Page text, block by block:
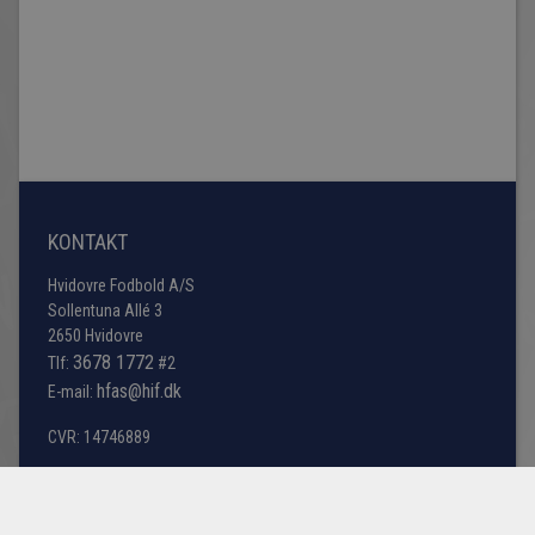
KONTAKT
Hvidovre Fodbold A/S
Sollentuna Allé 3
2650 Hvidovre
Tlf: 3678 1772 #2
E-mail: hfas@hif.dk
CVR: 14746889